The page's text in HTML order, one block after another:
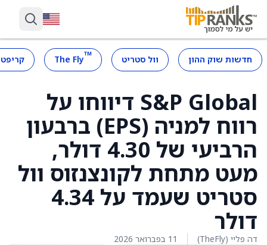
חדשות שוק ההון וול סטריט ™
The Fly
S&P Global דיווחו על
רווח למניה (EPS) ברבעון
הרביעי של 4.30 דולר,
מעט מתחת לקונצנזוס וול
סטריט שעמד על 4.34
דולר
דה פליי (TheFly) 11 בפברואר 2026